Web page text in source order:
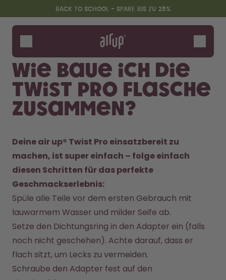
Zum Hauptinhalt springen
Erklärung zur BarrierefreiheitBACK TO SCHOOL - SPARE BIS ZU 25%
Flaschen
Duft-Pods
Zubehör
Starter Sets
Back2School
Gewinnspiel
Back to School - Spare bis zu
25%
Design Edition:
createdbygabe × air up®
Wie funktioniert's
Wie baue ich die
Twist Pro Flasche
zusammen?
Deine air up® Twist Pro einsatzbereit zu
machen, ist super einfach – folge einfach
diesen Schritten für das perfekte
Geschmackserlebnis:
Spüle alle Teile vor dem ersten Gebrauch mit
lauwarmem Wasser und milder Seife ab.
Setze den Dichtungsring in den Adapter ein (falls
noch nicht geschehen). Achte darauf, dass er
flach sitzt, um Lecks zu vermeiden.
Schraube den Adapter fest auf den